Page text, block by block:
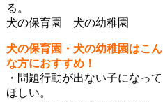
る。
犬の保育園 犬の幼稚園
犬の保育園・犬の幼稚園はこん
な方におすすめ！
・問題行動が出ない子になって
ほしい。